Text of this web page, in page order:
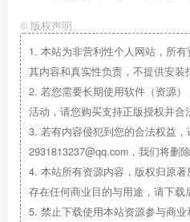
© 版权声明
1. 本站为非营利性个人网站，所
其内容和真实性负责，不提供安装
2. 若您需要长期使用软件（资源
活动，请您购买支持正版授权并合
3. 若有内容侵犯到您的合法权益，
2931813237@qq.com，我们将删
4. 本站所有资源内容，版权归原
存在任何商业目的与用途，请下载
5. 禁止下载使用本站资源参与商